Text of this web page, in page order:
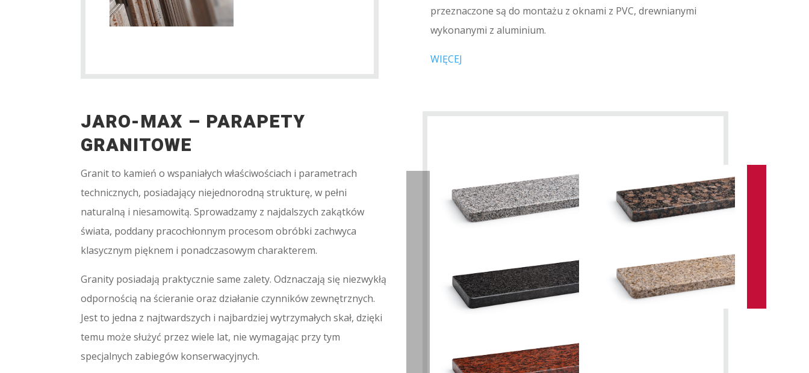
przeznaczone są do montażu z oknami z PVC, drewnianymi
wykonanymi z aluminium.
WIĘCEJ
JARO-MAX – PARAPETY
GRANITOWE
Granit to kamień o wspaniałych właściwościach i parametrach
technicznych, posiadający niejednorodną strukturę, w pełni
naturalną i niesamowitą. Sprowadzamy z najdalszych zakątków
świata, poddany pracochłonnym procesom obróbki zachwyca
klasycznym pięknem i ponadczasowym charakterem.
Granity posiadają praktycznie same zalety. Odznaczają się niezwykłą
odpornością na ścieranie oraz działanie czynników zewnętrznych.
Jest to jedna z najtwardszych i najbardziej wytrzymałych skał, dzięki
temu może służyć przez wiele lat, nie wymagając przy tym
specjalnych zabiegów konserwacyjnych.